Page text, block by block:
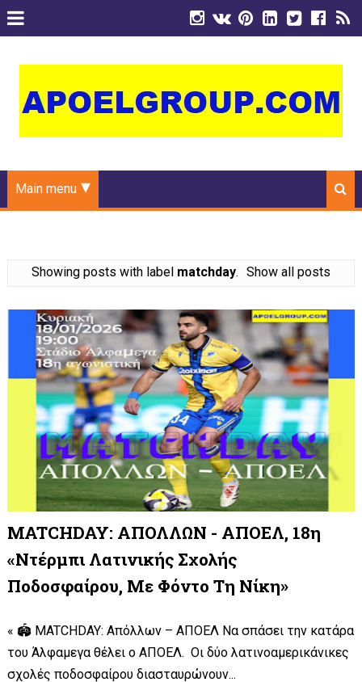
Main menu
Showing posts with label matchday. Show all posts
MATCHDAY: ΑΠΟΛΛΩΝ - ΑΠΟΕΛ, 18η
«Ντέρμπι Λατινικής Σχολής
Ποδοσφαίρου, Με Φόντο Τη Νίκη»
« 🏟️ MATCHDAY: Απόλλων – ΑΠΟΕΛ Να σπάσει την κατάρα
του Άλφαμεγα θέλει ο ΑΠΟΕΛ. Οι δύο λατινοαμερικάνικες
σχολές ποδοσφαίρου διασταυρώνουν...